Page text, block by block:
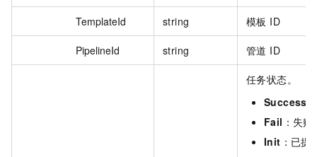
TemplateId string 模板 ID
PipelineId string 管道 ID
任务状态。
Success
Fail ：失败
Init ：已提